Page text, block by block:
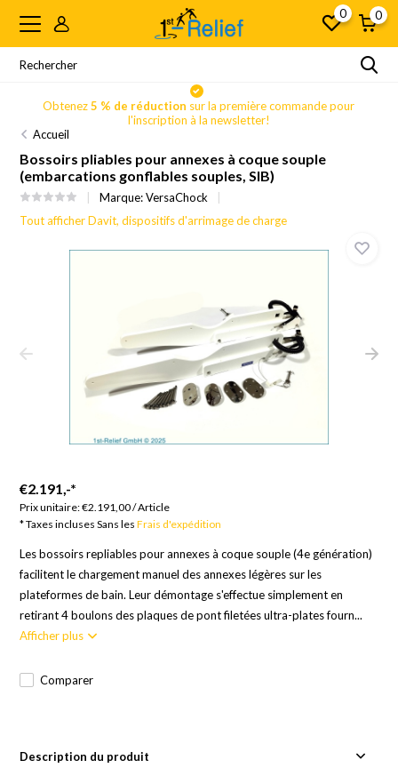
0 0
Obtenez5 % de réduction sur la première commande pour
l'inscription à la newsletter!
Accueil
Bossoirs pliables pour annexes à coque souple
(embarcations gonflables souples, SIB)
Marque:VersaChock
Tout afficher Davit, dispositifs d'arrimage de charge
€2.191,-*
Prix unitaire:€2.191,00/Article
* Taxes incluses Sans lesFrais d'expédition
Les bossoirs repliables pour annexes à coque souple (4e génération)
facilitent le chargement manuel des annexes légères sur les
plateformes de bain. Leur démontage s'effectue simplement en
retirant 4 boulons des plaques de pont filetées ultra-plates fourn...
Afficher plus
Comparer
Description du produit